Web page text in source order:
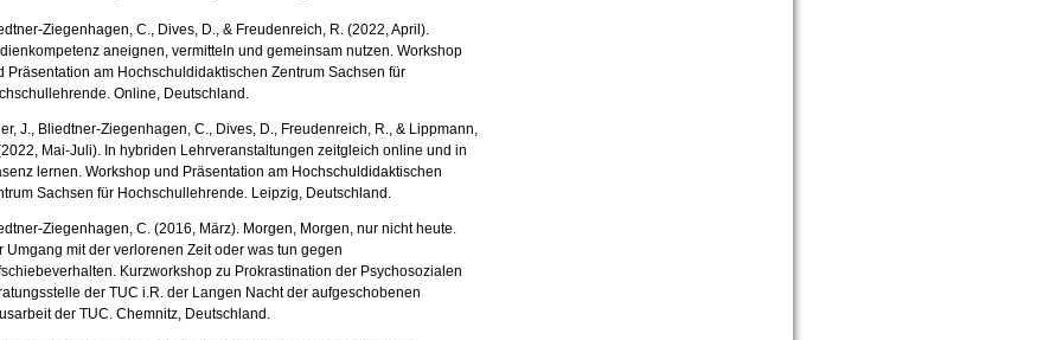
Ziegenhagen, C., Dives, D., & Freudenreich, R. (2022, April).
aneignen, vermitteln und gemeinsam nutzen. Workshop
Präsentation am Hochschuldidaktischen Zentrum Sachsen für
Online, Deutschland.
J., Bliedtner-Ziegenhagen, C., Dives, D., Freudenreich, R., & Lippmann,
Mai-Juli). In hybriden Lehrveranstaltungen zeitgleich online und in
lernen. Workshop und Präsentation am Hochschuldidaktischen
Sachsen für Hochschullehrende. Leipzig, Deutschland.
Ziegenhagen, C. (2016, März). Morgen, Morgen, nur nicht heute.
Umgang mit der verlorenen Zeit oder was tun gegen
Kurzworkshop zu Prokrastination der Psychosozialen
der TUC i.R. der Langen Nacht der aufgeschobenen
der TUC. Chemnitz, Deutschland.